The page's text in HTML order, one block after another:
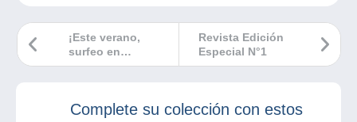
Revista Edición
Especial N°1
¡Este verano,
surfeo en
Delcampe!
Complete su colección con estos